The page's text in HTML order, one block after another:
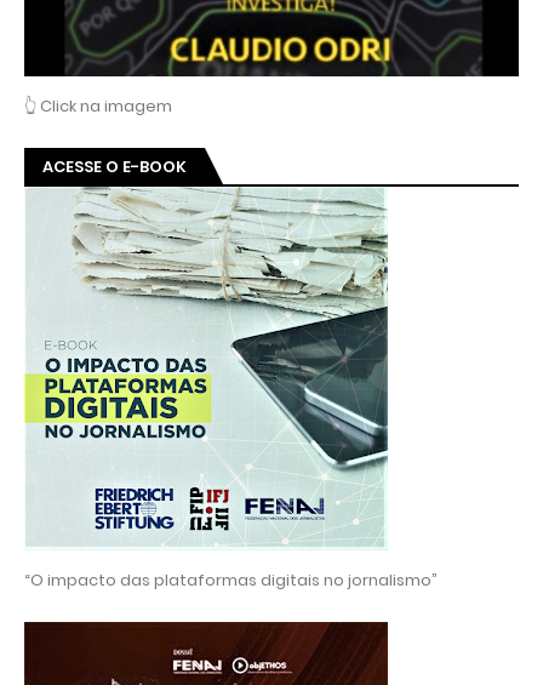
👆 Click na imagem
ACESSE O E-BOOK
“O impacto das plataformas digitais no jornalismo”